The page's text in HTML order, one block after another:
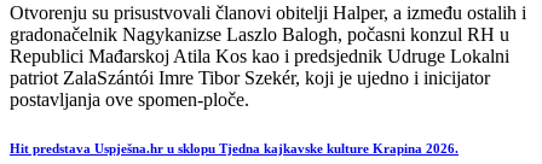
Otvorenju su prisustvovali članovi obitelji Halper, a između ostalih i
gradonačelnik Nagykanizse Laszlo Balogh, počasni konzul RH u
Republici Mađarskoj Atila Kos kao i predsjednik Udruge Lokalni
patriot ZalaSzántói Imre Tibor Szekér, koji je ujedno i inicijator
postavljanja ove spomen-ploče.
Hit predstava Uspješna.hr u sklopu Tjedna kajkavske kulture Krapina 2026.